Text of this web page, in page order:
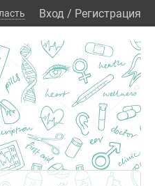
Вход / Регистрация